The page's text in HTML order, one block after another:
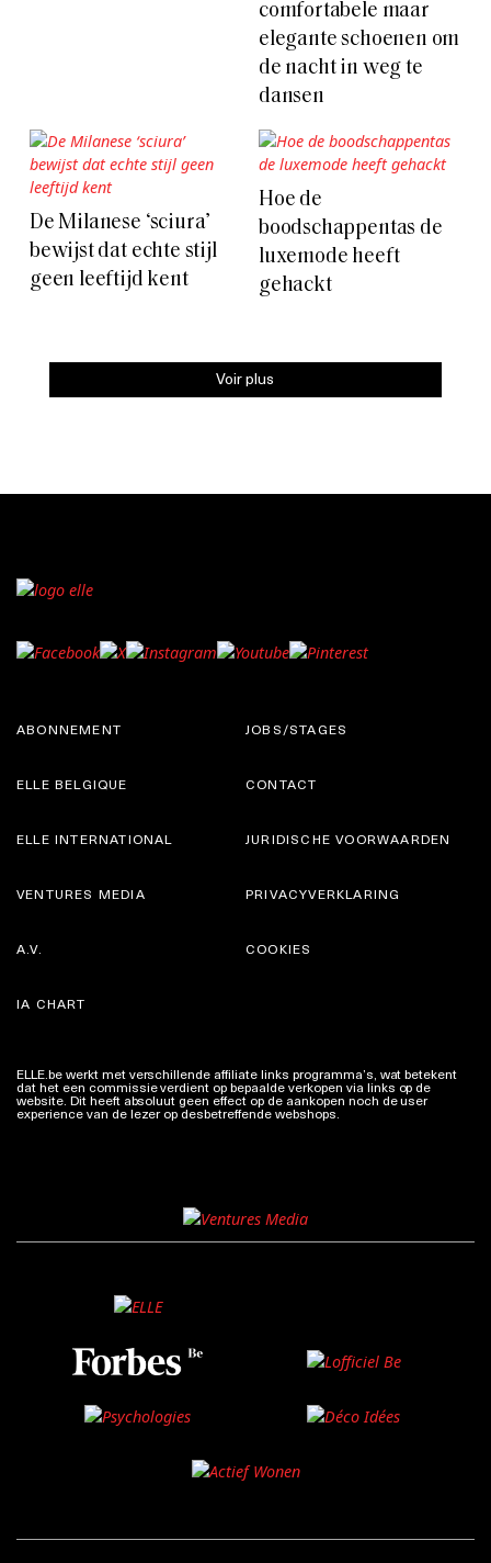
comfortabele maar
elegante schoenen om
de nacht in weg te
dansen
De Milanese ‘sciura’
bewijst dat echte stijl
geen leeftijd kent
Hoe de
boodschappentas de
luxemode heeft
gehackt
Voir plus
ABONNEMENT
ELLE BELGIQUE
JOBS/STAGES
CONTACT
ELLE INTERNATIONAL
VENTURES MEDIA
JURIDISCHE VOORWAARDEN
PRIVACYVERKLARING
A.V.
IA CHART
COOKIES
ELLE.be werkt met verschillende affiliate links programma’s, wat betekent
dat het een commissie verdient op bepaalde verkopen via links op de
website. Dit heeft absoluut geen effect op de aankopen noch de user
experience van de lezer op desbetreffende webshops.